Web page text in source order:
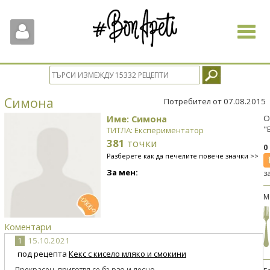
Toggle
Симона Потребител от 07.08.2015
Име: Симона
ТИТЛА: Експериментатор
381 точки
Разберете как да печелите повече значки >>
За мен:
Коментари
1
15.10.2021
под рецепта Кекс с кисело мляко и смокини